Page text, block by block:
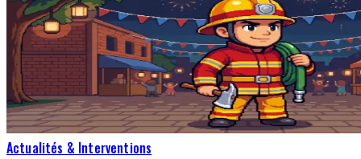
Actualités & Interventions